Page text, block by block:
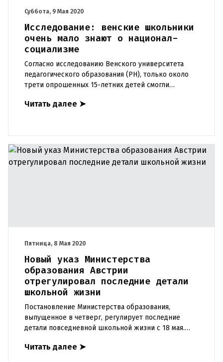
Суббота, 9 Мая 2020
Исследование: венские школьники
очень мало знают о национал-
социализме
Согласно исследованию Венского университета
педагогического образования (PH), только около
трети опрошенных 15-летних детей смогли
партии, разрешенной в на
Читать далее ➤
Пятница, 8 Мая 2020
Новый указ Министерства
образования Австрии
отрегулировал последние детали
школьной жизни
Постановление Министерства образования,
выпущенное в четверг, регулирует последние
детали повседневной школьной жизни с 18 мая.
учеников в каждой группе,
Читать далее ➤